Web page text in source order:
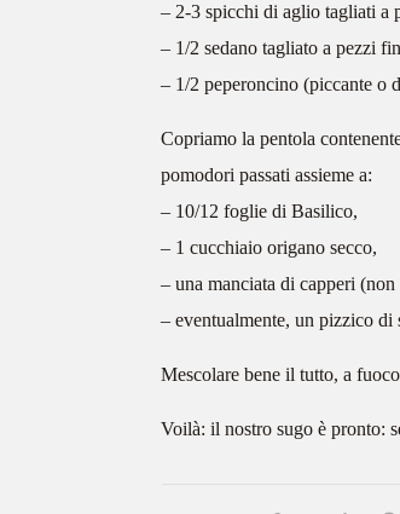
– 2-3 spicchi di aglio tagliati a
– 1/2 sedano tagliato a pezzi
– 1/2 peperoncino (piccante o
Copriamo la pentola
pomodori passati assieme a:
– 10/12 foglie di Basilico,
– 1 cucchiaio origano secco,
– una manciata di capperi
– eventualmente, un pizzico di
Mescolare bene il tutto, a
Voilà: il nostro sugo è pronto: